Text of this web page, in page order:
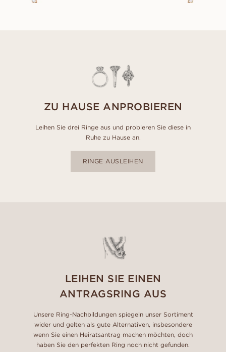
ZU HAUSE ANPROBIEREN
Leihen Sie drei Ringe aus und probieren Sie diese in
Ruhe zu Hause an.
RINGE AUSLEIHEN
LEIHEN SIE EINEN
ANTRAGSRING AUS
Unsere Ring-Nachbildungen spiegeln unser Sortiment
wider und gelten als gute Alternativen, insbesondere
wenn Sie einen Heiratsantrag machen möchten, doch
haben Sie den perfekten Ring noch nicht gefunden.